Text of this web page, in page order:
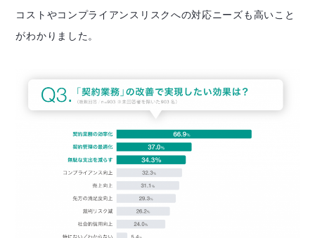
コストやコンプライアンスリスクへの対応ニーズも高いこと
がわかりました。